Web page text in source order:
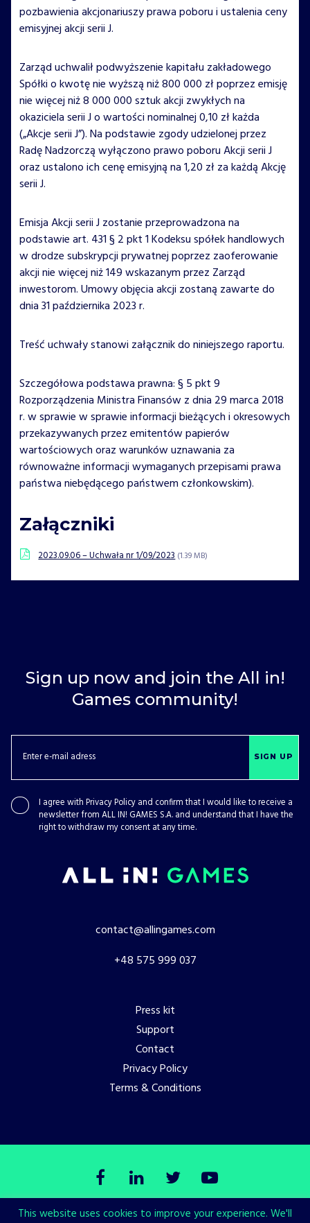
pozbawienia akcjonariuszy prawa poboru i ustalenia ceny
emisyjnej akcji serii J.
Zarząd uchwalił podwyższenie kapitału zakładowego
Spółki o kwotę nie wyższą niż 800 000 zł poprzez emisję
nie więcej niż 8 000 000 sztuk akcji zwykłych na
okaziciela serii J o wartości nominalnej 0,10 zł każda
(„Akcje serii J”). Na podstawie zgody udzielonej przez
Radę Nadzorczą wyłączono prawo poboru Akcji serii J
oraz ustalono ich cenę emisyjną na 1,20 zł za każdą Akcję
serii J.
Emisja Akcji serii J zostanie przeprowadzona na
podstawie art. 431 § 2 pkt 1 Kodeksu spółek handlowych
w drodze subskrypcji prywatnej poprzez zaoferowanie
akcji nie więcej niż 149 wskazanym przez Zarząd
inwestorom. Umowy objęcia akcji zostaną zawarte do
dnia 31 października 2023 r.
Treść uchwały stanowi załącznik do niniejszego raportu.
Szczegółowa podstawa prawna: § 5 pkt 9
Rozporządzenia Ministra Finansów z dnia 29 marca 2018
r. w sprawie w sprawie informacji bieżących i okresowych
przekazywanych przez emitentów papierów
wartościowych oraz warunków uznawania za
równoważne informacji wymaganych przepisami prawa
państwa niebędącego państwem członkowskim).
Załączniki
2023.09.06 – Uchwała nr 1/09/2023 (1.39 MB)
Sign up now and join the All in!
Games community!
SIGN UP
I agree with Privacy Policy and confirm that I would like to receive a
newsletter from ALL IN! GAMES S.A. and understand that I have the
right to withdraw my consent at any time.
contact@allingames.com
+48 575 999 037
Press kit
Support
Contact
Privacy Policy
Terms & Conditions
This website uses cookies to improve your experience. We'll